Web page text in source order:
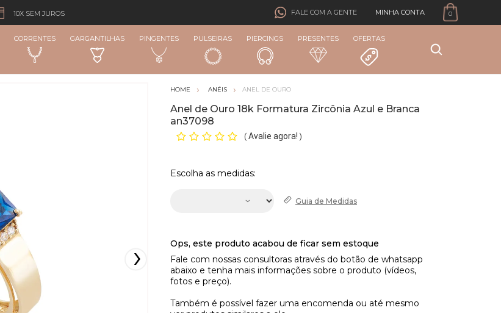
10X SEM JUROS FALE COM A GENTE MINHA CONTA 0
CORRENTES GARGANTILHAS PINGENTES PULSEIRAS PIERCINGS PRESENTES OFERTAS
ANÉIS ANEL DE OURO
Anel de Ouro 18k Formatura Zircônia Azul e Branca
an37098
( Avalie agora! )
Escolha as medidas:
Guia de Medidas